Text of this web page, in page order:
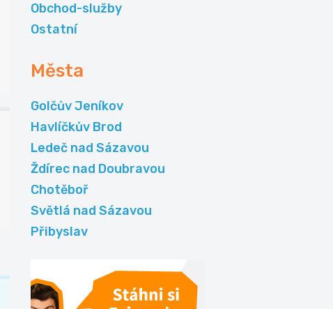
Obchod-služby
Ostatní
Města
Golčův Jeníkov
Havlíčkův Brod
Ledeč nad Sázavou
Ždírec nad Doubravou
Chotěboř
Světlá nad Sázavou
Přibyslav